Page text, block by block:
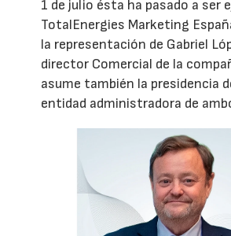
1 de julio ésta ha pasado a ser
TotalEnergies Marketing
la representación de Gabriel
director Comercial de la
asume también la presidencia
entidad administradora de